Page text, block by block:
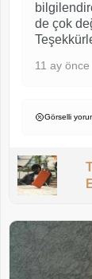
de çok
11 ay önce
Görselli